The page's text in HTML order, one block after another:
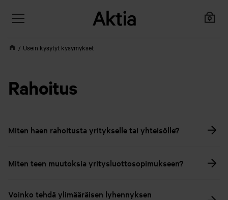
Usein kysytyt kysymykset
Rahoitus
Miten haen rahoitusta yritykselle tai yhteisölle?
Miten teen muutoksia yritysluottosopimukseen?
Voinko tehdä ylimääräisen lyhennyksen